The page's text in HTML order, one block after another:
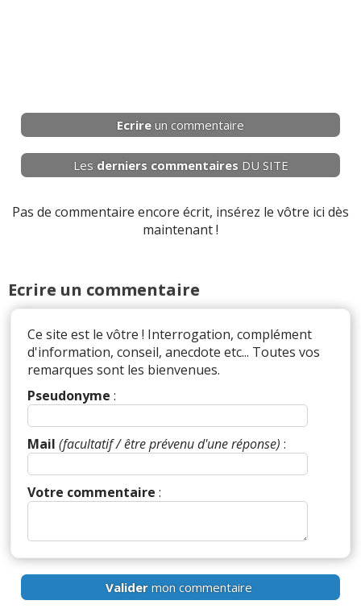
Ecrire un commentaire
Les derniers commentaires DU SITE
Pas de commentaire encore écrit, insérez le vôtre ici dès
maintenant !
Ecrire un commentaire
Ce site est le vôtre ! Interrogation, complément
d'information, conseil, anecdote etc... Toutes vos
remarques sont les bienvenues.
Pseudonyme :
Mail (facultatif / être prévenu d'une réponse) :
Votre commentaire :
Validermon commentaire